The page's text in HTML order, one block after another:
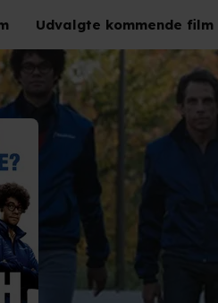
Udvalgte kommende film